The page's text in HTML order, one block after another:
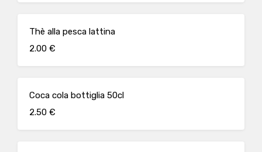
Thè alla pesca lattina
2.00 €
Coca cola bottiglia 50cl
2.50 €